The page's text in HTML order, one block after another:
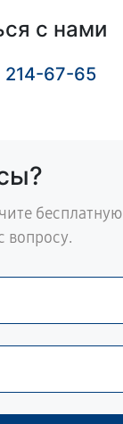
с нами
214-67-65
бесплатную
вопросу.